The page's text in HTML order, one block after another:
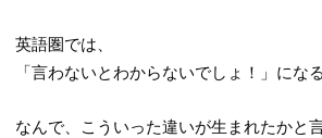
英語圏では、
「言わないとわからないでしょ！」にな
なんで、こういった違いが生まれたかと言